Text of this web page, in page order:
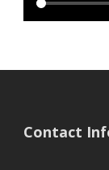
Contact